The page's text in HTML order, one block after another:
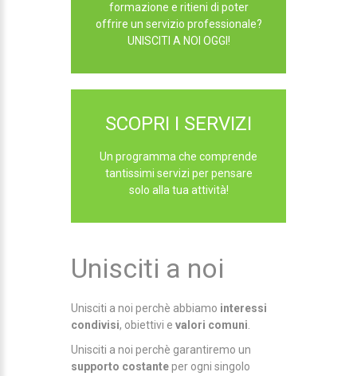
formazione e ritieni di poter
offrire un servizio professionale?
UNISCITI A NOI OGGI!
SCOPRI I SERVIZI
Un programma che comprende
tantissimi servizi per pensare
solo alla tua attività!
Unisciti a noi
Unisciti a noi perchè abbiamo interessi
condivisi, obiettivi e valori comuni
Unisciti a noi perchè garantiremo un
supporto costanteper ogni singolo